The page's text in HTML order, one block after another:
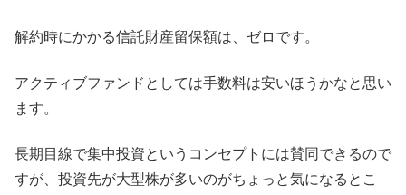
解約時にかかる信託財産留保額は、ゼロです。
アクティブファンドとしては手数料は安いほうかなと思い
ます。
長期目線で集中投資というコンセプトには賛同できるので
すが、投資先が大型株が多いのがちょっと気になるとこ